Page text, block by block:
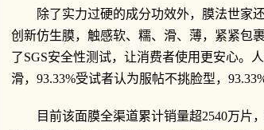
除了实力过硬的成分功效外，膜法世家
创新仿生膜，触感软、糯、滑、薄，紧紧包
了SGS安全性测试，让消费者使用更安心。
滑，93.33%受试者认为服帖不挑脸型，
目前该面膜全渠道累计销量超2540万片